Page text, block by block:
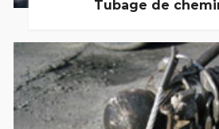
Tubage de